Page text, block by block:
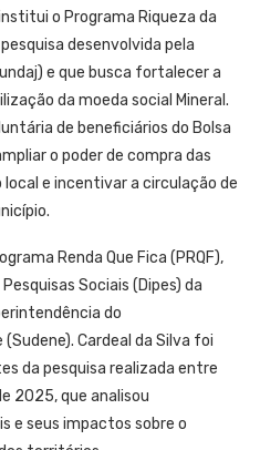
o Programa Riqueza da
desenvolvida pela
e que busca fortalecer a
da moeda social Mineral.
de beneficiários do Bolsa
o poder de compra das
e incentivar a circulação de
Renda Que Fica (PRQF),
Sociais (Dipes) da
do
Cardeal da Silva foi
da pesquisa realizada entre
2025, que analisou
e seus impactos sobre o